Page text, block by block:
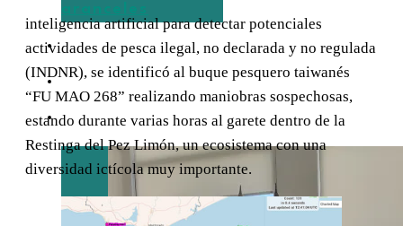
aranceles
TURISMO
EMPRESAS
ENTREVISTAS
inteligencia artificial para detectar potenciales
actividades de pesca ilegal, no declarada y no regulada
(INDNR), se identificó al buque pesquero taiwanés
“FU MAO 268” realizando maniobras sospechosas,
estando durante varias horas al garete dentro de la
Restinga del Pez Limón, un ecosistema con una
diversidad ictícola muy importante.